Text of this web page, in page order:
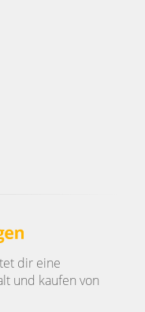
dir eine
und kaufen von